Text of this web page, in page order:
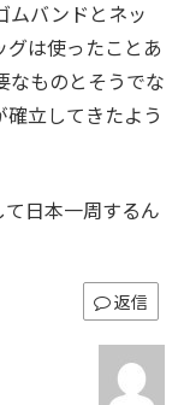
ムバンドとネッ
グは使ったことあ
なものとそうでな
立してきたよう
日本一周するん
返信